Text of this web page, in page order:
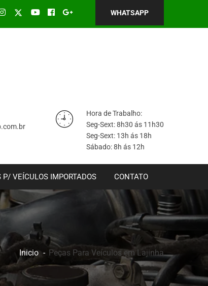
WHATSAPP
Hora de Trabalho:
Seg-Sext: 8h30 ás 11h30
Seg-Sext: 13h ás 18h
Sábado: 8h ás 12h
P/ VEÍCULOS IMPORTADOS CONTATO
Inicio Peças Para Veículos em Lajinha